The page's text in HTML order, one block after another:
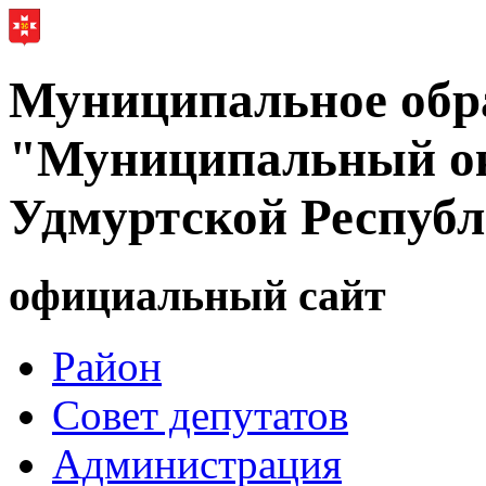
Муниципальное
"Муниципальный
Удмуртской
официальный сайт
Район
Совет депутатов
Администрация